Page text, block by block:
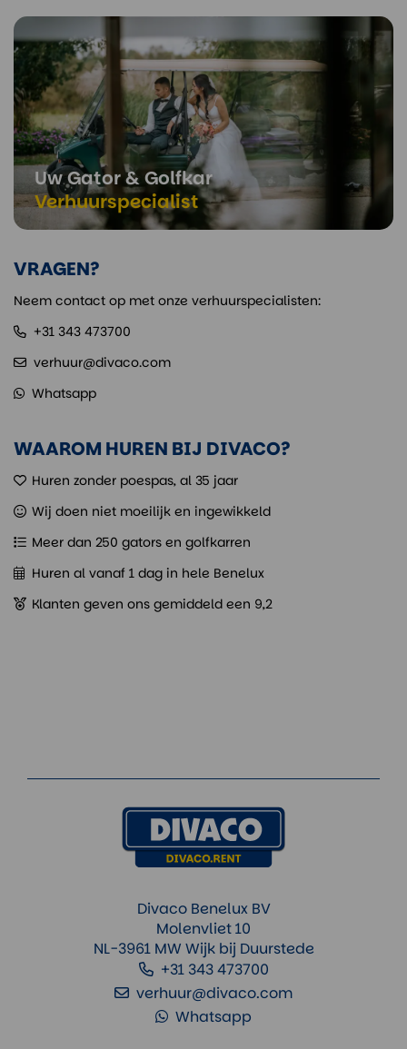
Uw Gator & Golfkar
Verhuurspecialist
VRAGEN?
Neem contact op met onze verhuurspecialisten:
+31 343 473700
verhuur@divaco.com
Whatsapp
WAAROM HUREN BIJ DIVACO?
Huren zonder poespas, al 35 jaar
Wij doen niet moeilijk en ingewikkeld
Meer dan 250 gators en golfkarren
Huren al vanaf 1 dag in hele Benelux
Klanten geven ons gemiddeld een 9,2
Divaco Benelux BV
Molenvliet 10
NL-3961 MW Wijk bij Duurstede
+31 343 473700
verhuur@divaco.com
Whatsapp